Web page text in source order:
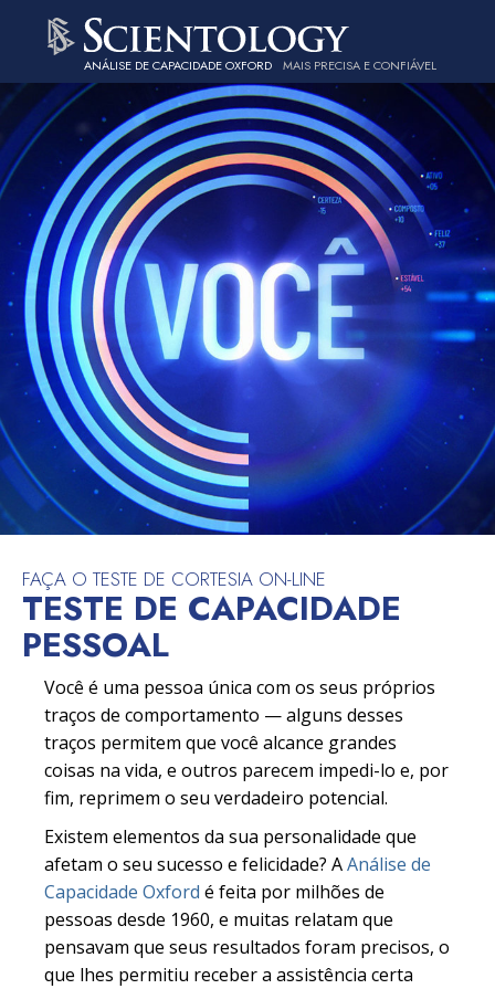
ANÁLISE DE CAPACIDADE OXFORD MAIS PRECISA E CONFIÁVEL
FAÇA O TESTE DE CORTESIA ON-LINE
TESTE DE CAPACIDADE
PESSOAL
Você é uma pessoa única com os seus próprios
traços de comportamento — alguns desses
traços permitem que você alcance grandes
coisas na vida, e outros parecem impedi-lo e, por
fim, reprimem o seu verdadeiro potencial.
Existem elementos da sua personalidade que
afetam o seu sucesso e felicidade? AAnálise de
Capacidade Oxford é feita por milhões de
pessoas desde 1960, e muitas relatam que
pensavam que seus resultados foram precisos, o
que lhes permitiu receber a assistência certa